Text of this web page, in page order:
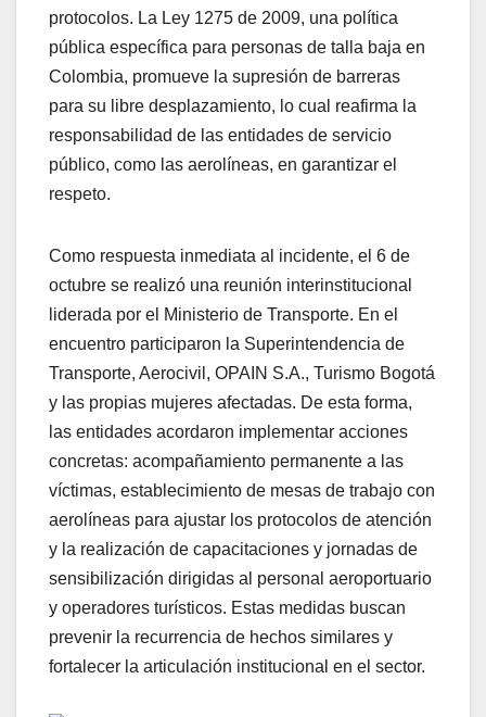
protocolos. La Ley 1275 de 2009, una política
pública específica para personas de talla baja en
Colombia, promueve la supresión de barreras
para su libre desplazamiento, lo cual reafirma la
responsabilidad de las entidades de servicio
público, como las aerolíneas, en garantizar el
respeto.
Como respuesta inmediata al incidente, el 6 de
octubre se realizó una reunión interinstitucional
liderada por el Ministerio de Transporte. En el
encuentro participaron la Superintendencia de
Transporte, Aerocivil, OPAIN S.A., Turismo Bogotá
y las propias mujeres afectadas. De esta forma,
las entidades acordaron implementar acciones
concretas: acompañamiento permanente a las
víctimas, establecimiento de mesas de trabajo con
aerolíneas para ajustar los protocolos de atención
y la realización de capacitaciones y jornadas de
sensibilización dirigidas al personal aeroportuario
y operadores turísticos. Estas medidas buscan
prevenir la recurrencia de hechos similares y
fortalecer la articulación institucional en el sector.